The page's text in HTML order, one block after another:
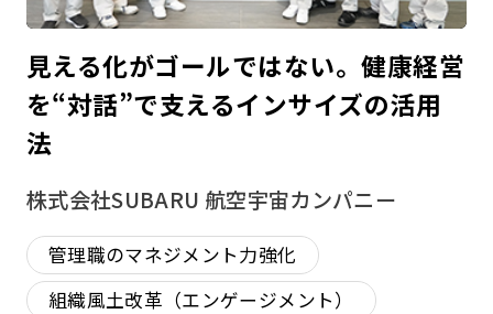
見える化がゴールではない。健康経営
を“対話”で支えるインサイズの活用
法
株式会社SUBARU 航空宇宙カンパニー
管理職のマネジメント力強化
組織風土改革（エンゲージメント）